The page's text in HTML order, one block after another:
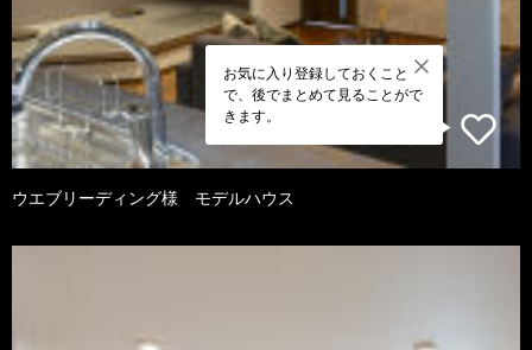
お気に入り登録しておくこと
で、後でまとめて見ることがで
きます。
ウエブリーディング様 モデルハウス